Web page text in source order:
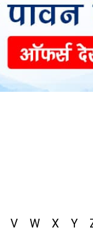
V W X Y